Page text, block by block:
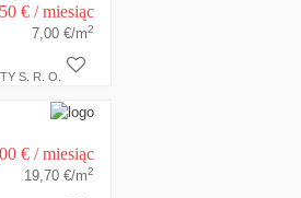
€/ miesiąc
7,00 €/m2
S. R. O.
€/ miesiąc
19,70 €/m2